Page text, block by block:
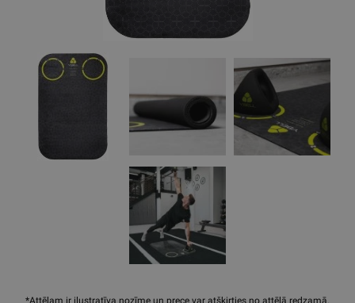
*Attēlam ir ilustratīva nozīme un prece var atšķirties no attēlā redzamā.